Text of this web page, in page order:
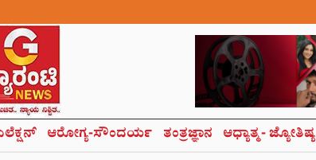
ಆರೋಗ್ಯ-ಸೌಂದರ್ಯ ತಂತ್ರಜ್ಞಾನ ಆಧ್ಯಾತ್ಮ- ಜ್ಯೋತಿಷ್ಯ